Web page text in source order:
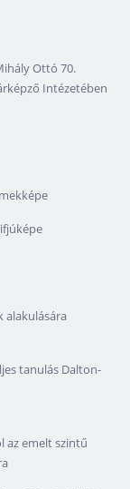
Ottó 70.
Intézetében
alakulására
tanulás Dalton-
az emelt szintű